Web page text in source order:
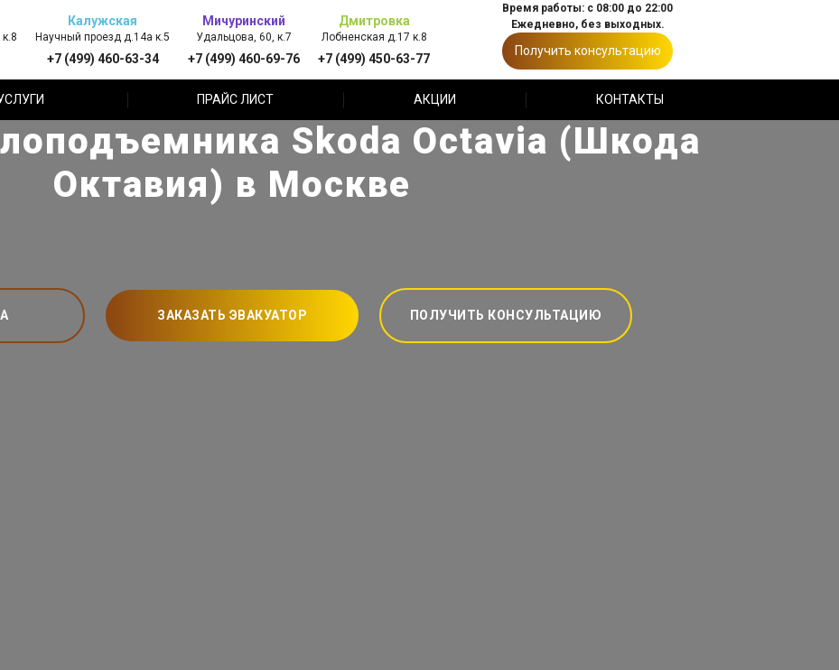
Калужская
Научный проезд д.14а к.5
+7 (499) 460-63-34
Мичуринский
Удальцова, 60, к.7
+7 (499) 460-69-76
Дмитровка
Лобненская д.17 к.8
+7 (499) 450-63-77
Время работы: с 08:00 до 22:00
Ежедневно, без выходных.
Получить консультацию
ПРАЙС ЛИСТ АКЦИИ КОНТАКТЫ
Skoda Octavia (Шкода
Октавия) в Москве
ЗАКАЗАТЬ ЭВАКУАТОР ПОЛУЧИТЬ КОНСУЛЬТАЦИЮ